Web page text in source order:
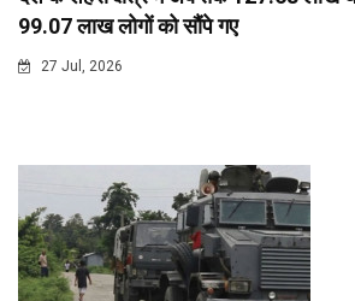
99.07 लाख लोगों को सौंपे गए
27 Jul, 2026